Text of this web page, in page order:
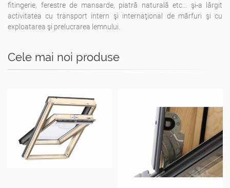
fitingerie, ferestre de mansarde, piatră naturală etc... şi-a lărgit
activitatea cu transport intern şi internaţional de mărfuri şi cu
exploatarea şi prelucrarea lemnului.
Cele mai noi produse